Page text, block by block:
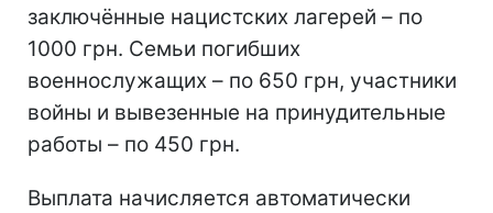
заключённые нацистских лагерей – по
1000 грн. Семьи погибших
военнослужащих – по 650 грн, участники
войны и вывезенные на принудительные
работы – по 450 грн.
Выплата начисляется автоматически